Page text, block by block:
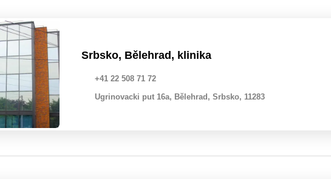
Srbsko, Bělehrad, klinika
+41 22 508 71 72
Ugrinovacki put 16a, Bělehrad, Srbsko, 11283